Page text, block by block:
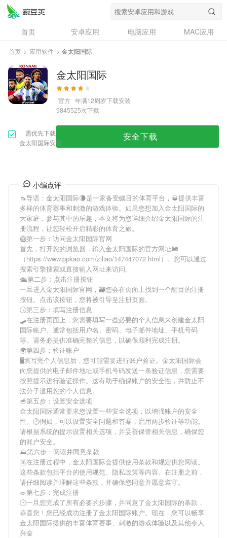
首页 安卓应用 电脑应用
MAC应用
资讯
专题
问答
首页 > 应用软件 > 金太阳国际
金太阳国际
官方 年满12周岁下载安装
9845525次下载
需优先下载
金太阳国际安装
安全下载
小编点评
🦟导语： 金太阳国际🌘是一家备受瞩目的体育平台，🥃提供丰富
多样的体育赛事和刺激的游戏体验。如果您想加入金太阳国际的
大家庭，参与其中的乐趣，本文将为您详细介绍金太阳国际的注
册流程，让您轻松开启精彩的体育之旅。
🥝第一步：访问金太阳国际官网
首先，打开您的浏览器，输入金太阳国际的官方网址🚂
（https://www.ppkao.com/ziliao/147447072.html）。您可以通过
搜索引擎搜索或直接输入网址来访问。
🛳第二步：点击注册按钮
一旦进入金太阳国际官网，🗃您会在页面上找到一个醒目的注册
按钮。点击该按钮，您将被引导至注册页面。
🕟第三步：填写注册信息
🛹在注册页面上，您需要填写一些必要的个人信息来创建金太阳
国际账户。通常包括用户名、密码、电子邮件地址、手机号码
等。请务必提供准确完整的信息，以确保顺利完成注册。
🌍第四步：验证账户
🖥填写完个人信息后，您可能需要进行账户验证。 金太阳国际会
向您提供的电子邮件地址或手机号码发送一条验证信息，您需要
按照提示进行验证操作。这有助于确保账户的安全性，并防止不
法分子滥用您的个人信息。
🥣第五步：设置安全选项
金太阳国际通常要求您设置一些安全选项，以增强账户的安全
性。🕑例如，可以设置安全问题和答案，启用两步验证等功能。
请根据系统的提示设置相关选项，并妥善保管相关信息，确保您
的账户安全。
⛰第六步：阅读并同意条款
🈵在注册过程中， 金太阳国际会提供使用条款和规定供您阅读。
这些条款包括平台的使用规范、隐私政策等内容。在注册之前，
请仔细阅读并理解这些条款，并确保您同意并愿意遵守。
🥗第七步：完成注册
🕑一旦您完成了所有必要的步骤，并同意了金太阳国际的条款，
恭喜您！您已经成功注册了金太阳国际账户。现在，您可以畅享
金太阳国际提供的丰富体育赛事、刺激的游戏体验以及其他令人
兴奋